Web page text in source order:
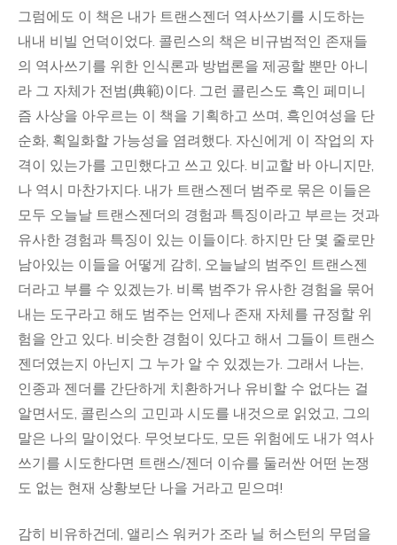
그럼에도 이 책은 내가 트랜스젠더 역사쓰기를 시도하는
내내 비빌 언덕이었다. 콜린스의 책은 비규범적인 존재들
의 역사쓰기를 위한 인식론과 방법론을 제공할 뿐만 아니
라 그 자체가 전범(典範)이다. 그런 콜린스도 흑인 페미니
즘 사상을 아우르는 이 책을 기획하고 쓰며, 흑인여성을 단
순화, 획일화할 가능성을 염려했다. 자신에게 이 작업의 자
격이 있는가를 고민했다고 쓰고 있다. 비교할 바 아니지만,
나 역시 마찬가지다. 내가 트랜스젠더 범주로 묶은 이들은
모두 오늘날 트랜스젠더의 경험과 특징이라고 부르는 것과
유사한 경험과 특징이 있는 이들이다. 하지만 단 몇 줄로만
남아있는 이들을 어떻게 감히, 오늘날의 범주인 트랜스젠
더라고 부를 수 있겠는가. 비록 범주가 유사한 경험을 묶어
내는 도구라고 해도 범주는 언제나 존재 자체를 규정할 위
험을 안고 있다. 비슷한 경험이 있다고 해서 그들이 트랜스
젠더였는지 아닌지 그 누가 알 수 있겠는가. 그래서 나는,
인종과 젠더를 간단하게 치환하거나 유비할 수 없다는 걸
알면서도, 콜린스의 고민과 시도를 내것으로 읽었고, 그의
말은 나의 말이었다. 무엇보다도, 모든 위험에도 내가 역사
쓰기를 시도한다면 트랜스/젠더 이슈를 둘러싼 어떤 논쟁
도 없는 현재 상황보단 나을 거라고 믿으며!
감히 비유하건데, 앨리스 워커가 조라 닐 허스턴의 무덤을